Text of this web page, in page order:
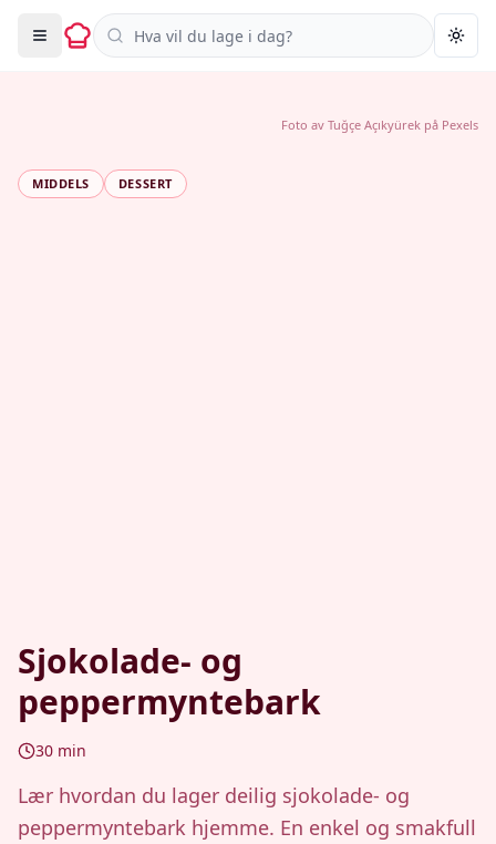
Søk i oppskrifter
MIDDELS DESSERT
Sjokolade- og
peppermyntebark
30 min
Lær hvordan du lager deilig sjokolade- og
peppermyntebark hjemme. En enkel og smakfull
Foto av Tuğçe Açıkyürek på Pexels